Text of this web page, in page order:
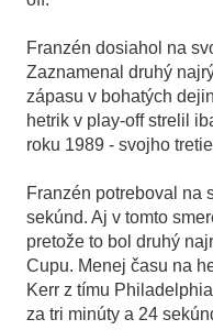
Franzén dosiahol na
Zaznamenal druhý
zápasu v bohatých
hetrik v play-off strelil
roku 1989 - svojho
Franzén potreboval na
sekúnd. Aj v tomto
pretože to bol druhý
Cupu. Menej času na
Kerr z tímu
za tri minúty a 24